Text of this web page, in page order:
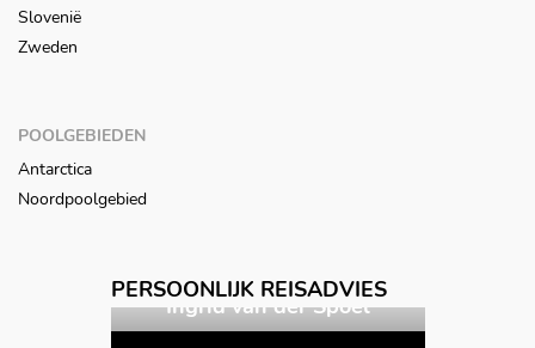
Slovenië
Zweden
POOLGEBIEDEN
Antarctica
Noordpoolgebied
PERSOONLIJK REISADVIES
der Spoel Ingrid van der Spoel